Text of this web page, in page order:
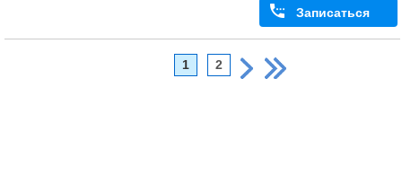
Записаться
1 2